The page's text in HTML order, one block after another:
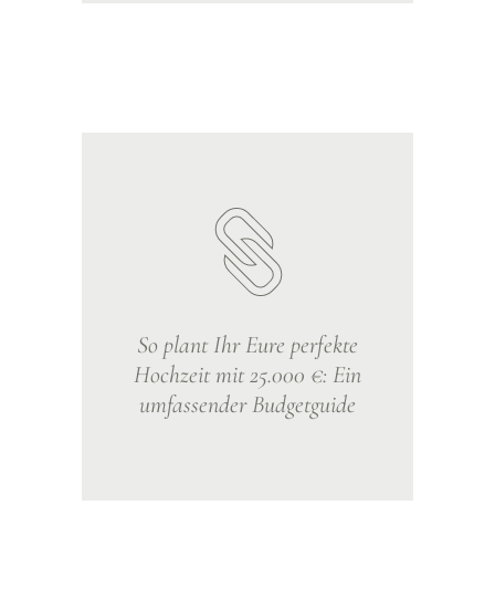
So plant Ihr Eure perfekte
Hochzeit mit 25.000 €: Ein
umfassender Budgetguide